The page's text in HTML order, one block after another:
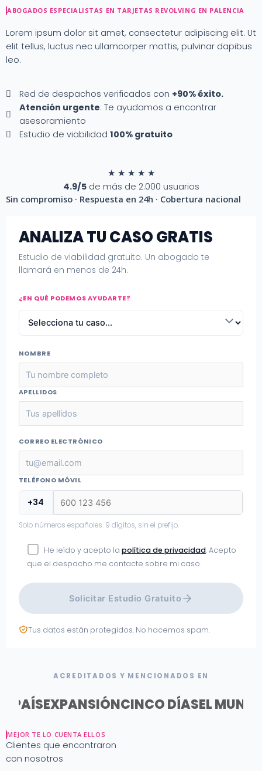
contenido
ABOGADOS ESPECIALISTAS EN TARJETAS REVOLVING EN PALENCIA
Lorem ipsum dolor sit amet, consectetur adipiscing elit. Ut
elit tellus, luctus nec ullamcorper mattis, pulvinar dapibus
leo.
Red de despachos verificados con +90% éxito.
Atención urgente: Te ayudamos a encontrar
asesoramiento
Estudio de viabilidad100% gratuito
★ ★ ★ ★ ★
4.9/5de más de 2.000 usuarios
Sin compromiso · Respuesta en 24h · Cobertura nacional
ANALIZA TU CASO GRATIS
Estudio de viabilidad gratuito. Un abogado te
llamará en menos de 24h.
¿EN QUÉ PODEMOS AYUDARTE?
NOMBRE
APELLIDOS
CORREO ELECTRÓNICO
TELÉFONO MÓVIL
+34
Solo números españoles. 9 dígitos, sin el prefijo.
He leído y acepto la política de privacidad. Acepto
que el despacho me contacte sobre mi caso.
Solicitar Estudio Gratuito
Tus datos están protegidos. No hacemos spam.
ACREDITADOS Y MENCIONADOS EN
PAÍSEXPANSIÓNCINCO DÍASEL
MEJOR TE LO CUENTA ELLOS
Clientes que encontraron
con nosotros